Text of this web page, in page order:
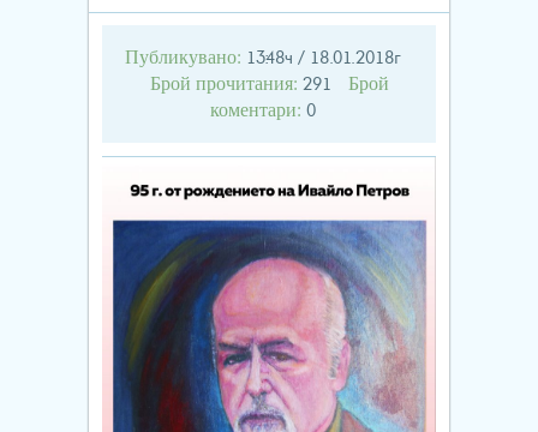
Публикувано: 13:48ч / 18.01.2018г
Брой прочитания: 291
Брой
коментари: 0